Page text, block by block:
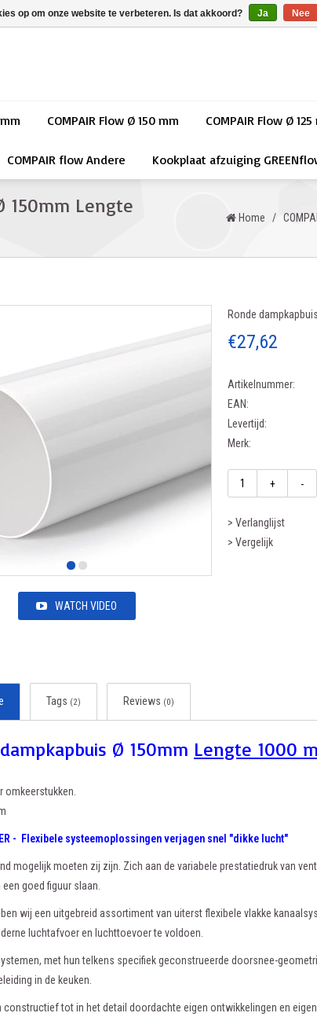
COMPAIR Flow Ø 150 mm COMPAIR Flow Ø 125
COMPAIR flow Andere Kookplaat afzuiging
150mm Lengte
Home /
WATCH VIDEO
Ronde
€27,62
Artikelnummer:
EAN:
Levertijd:
Merk:
+ -
> Verlanglijst
> Vergelijk
Tags (2) Reviews (0)
Ø 150mm Lengte 1000
omkeerstukken.
- Flexibele systeemoplossingen verjagen snel "dikke lucht"
mogelijk moeten zij zijn. Zich aan de variabele prestatiedruk van
goed figuur slaan.
wij een uitgebreid assortiment van uiterst flexibele vlakke
luchtafvoer en luchttoevoer te voldoen.
met hun telkens specifiek geconstrueerde doorsnee-
in de keuken.
constructief tot in het detail doordachte eigen ontwikkelingen en
op om onze website te verbeteren. Is dat akkoord? Ja Nee